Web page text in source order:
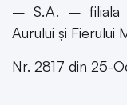
– S.A. – filiala
Aurului și Fierului
Nr. 2817 din 25-